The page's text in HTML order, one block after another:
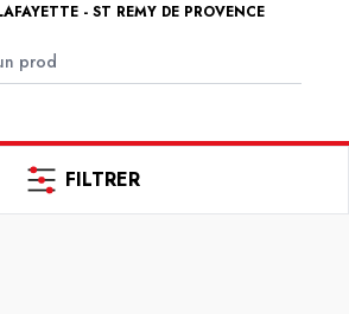
- ST REMY DE PROVENCE
FILTRER